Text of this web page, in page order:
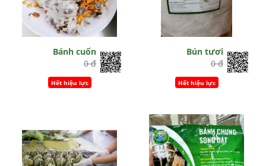
Bánh cuốn
0 đ
Hết hiệu lực
Bún tươi
0 đ
Hết hiệu lực